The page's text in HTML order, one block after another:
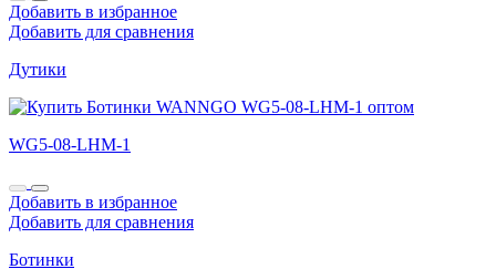
Добавить в избранное
Добавить для сравнения
Дутики
WG5-08-LHM-1
Добавить в избранное
Добавить для сравнения
Ботинки